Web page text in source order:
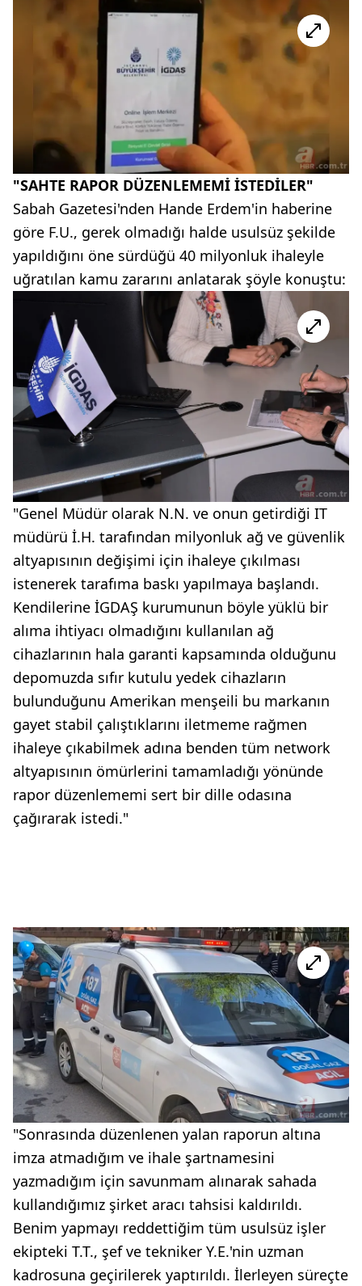
"SAHTE RAPOR DÜZENLEMEMİ İSTEDİLER"
Sabah Gazetesi'nden Hande Erdem'in haberine
göre F.U., gerek olmadığı halde usulsüz şekilde
yapıldığını öne sürdüğü 40 milyonluk ihaleyle
uğratılan kamu zararını anlatarak şöyle konuştu:
"Genel Müdür olarak N.N. ve onun getirdiği IT
müdürü İ.H. tarafından milyonluk ağ ve güvenlik
altyapısının değişimi için ihaleye çıkılması
istenerek tarafıma baskı yapılmaya başlandı.
Kendilerine İGDAŞ kurumunun böyle yüklü bir
alıma ihtiyacı olmadığını kullanılan ağ
cihazlarının hala garanti kapsamında olduğunu
depomuzda sıfır kutulu yedek cihazların
bulunduğunu Amerikan menşeili bu markanın
gayet stabil çalıştıklarını iletmeme rağmen
ihaleye çıkabilmek adına benden tüm network
altyapısının ömürlerini tamamladığı yönünde
rapor düzenlememi sert bir dille odasına
çağırarak istedi."
"Sonrasında düzenlenen yalan raporun altına
imza atmadığım ve ihale şartnamesini
yazmadığım için savunmam alınarak sahada
kullandığımız şirket aracı tahsisi kaldırıldı.
Benim yapmayı reddettiğim tüm usulsüz işler
ekipteki T.T., şef ve tekniker Y.E.'nin uzman
kadrosuna geçirilerek yaptırıldı. İlerleyen süreçte